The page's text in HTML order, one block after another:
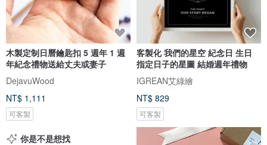
木製定制日曆鑰匙扣 5 週年 1 週
年紀念禮物送給丈夫或妻子
DejavuWood
NT$ 1,111
可客製
客製化 我們的星空 紀念日 生日
指定日子的星圖 結婚週年禮物
IGREAN艾綠繪
NT$ 829
可客製
你是不是想找